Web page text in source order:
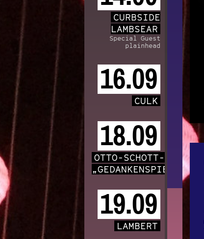
CURBSIDE
LAMBSEAR
Special Guest
plainhead
16.09
CULK
18.09
OTTO-SCHOTT-CHOR
„GEDANKENSPIELE“
19.09
LAMBERT